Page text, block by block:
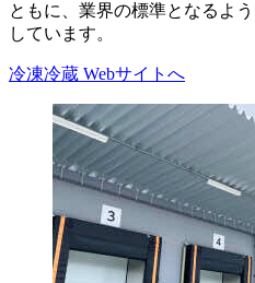
GLP狭山日高Ⅱ
岡山総社Ⅰ Ⅱ Ⅲ
ともに、業界の標準となるよ
しています。
冷凍冷蔵 Webサイトへ